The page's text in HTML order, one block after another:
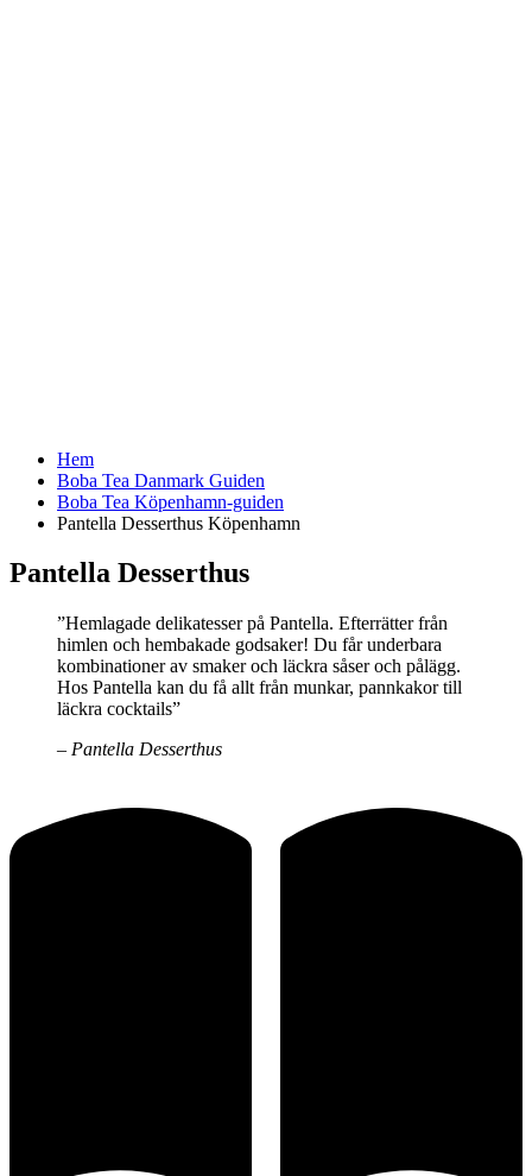
Hem
Boba Tea Danmark Guiden
Boba Tea Köpenhamn-guiden
Pantella Desserthus Köpenhamn
Pantella Desserthus
”Hemlagade delikatesser på Pantella. Efterrätter från
himlen och hembakade godsaker! Du får underbara
kombinationer av smaker och läckra såser och pålägg.
Hos Pantella kan du få allt från munkar, pannkakor till
läckra cocktails”
– Pantella Desserthus